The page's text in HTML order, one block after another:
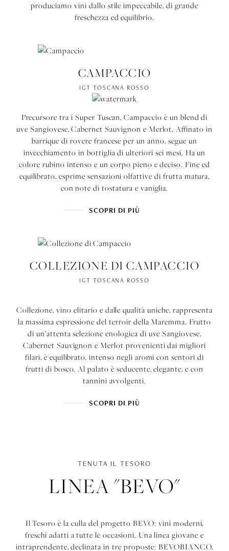
produciamo vini dallo stile impeccabile, di grande
freschezza ed equilibrio.
CAMPACCIO
IGT TOSCANA ROSSO
Precursore tra i Super Tuscan, Campaccio è un blend di
uve Sangiovese, Cabernet Sauvignon e Merlot. Affinato in
barrique di rovere francese per un anno, segue un
invecchiamento in bottiglia di ulteriori sei mesi. Ha un
colore rubino intenso e un corpo pieno e deciso. Fine ed
equilibrato, esprime sensazioni olfattive di frutta matura,
con note di tostatura e vaniglia.
SCOPRI DI PIÙ
COLLEZIONE DI CAMPACCIO
IGT TOSCANA ROSSO
Collezione, vino elitario e dalle qualità uniche, rappresenta
la massima espressione del terroir della Maremma. Frutto
di un’attenta selezione enologica di uve Sangiovese,
Cabernet Sauvignon e Merlot provenienti dai migliori
filari, è equilibrato, intenso negli aromi con sentori di
frutti di bosco. Al palato è seducente, elegante, e con
tannini avvolgenti.
SCOPRI DI PIÙ
TENUTA IL TESORO
LINEA "BEVO"
Il Tesoro è la culla del progetto BEVO: vini moderni,
freschi adatti a tutte le occasioni. Una linea giovane e
intraprendente, declinata in tre proposte: BEVOBIANCO,